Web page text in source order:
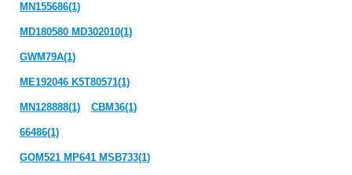
MN155686(1)
MD180580 MD302010(1)
GWM79A(1)
ME192046 K5T80571(1)
MN128888(1) CBM36(1)
66486(1)
GOM521 MP641 MSB733(1)